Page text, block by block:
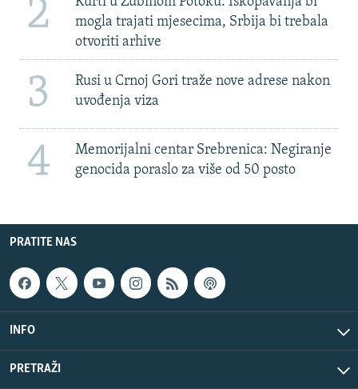
2
mogla trajati mjesecima, Srbija bi trebala
otvoriti arhive
3
Rusi u Crnoj Gori traže nove adrese nakon
uvođenja viza
4
Memorijalni centar Srebrenica: Negiranje
genocida poraslo za više od 50 posto
PRATITE NAS
INFO
PRETRAŽI